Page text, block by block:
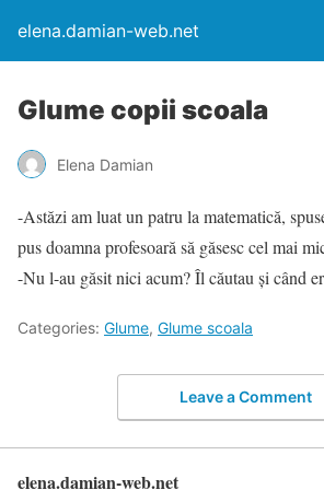
elena.damian-web.net
Glume copii scoala
Elena Damian
-Astăzi am luat un patru la matematică,
pus doamna profesoară să găsesc cel mai
-Nu l-au găsit nici acum? Îl căutau și când
Categories: Glume, Glume scoala
Leave a Comment
elena.damian-web.net